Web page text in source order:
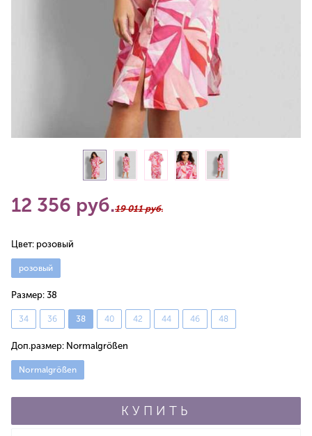
12 356 руб.19 011 руб.
Цвет: розовый
розовый
Размер: 38
34 36 38 40 42 44 46 48
Доп.размер: Normalgrößen
Normalgrößen
КУПИТЬ